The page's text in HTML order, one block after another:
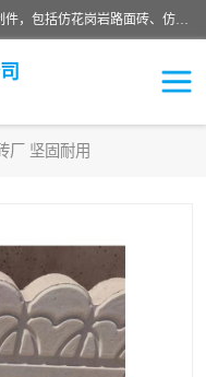
邯郸市宝满建材有限公司专业生产各种水泥预制件，包括仿花岗岩路面砖、仿花岗岩人行道砖、仿花岗岩路侧石、烧结砖、植草砖、码头砖连锁块、仿花岗岩路侧石、沙井盖、水泥盖板等各种水泥制品
厂 坚固耐用
土路沿石
道砖
砖